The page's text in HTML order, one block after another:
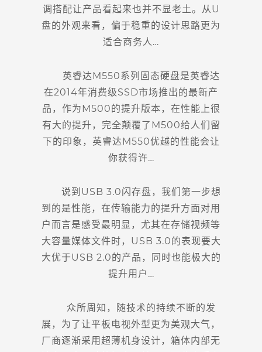
调搭配让产品看起来也并不显老土。从U
盘的外观来看，偏于稳重的设计思路更为
适合商务人…
英睿达M550系列固态硬盘是英睿达
在2014年消费级SSD市场推出的最新产
品，作为M500的提升版本，在性能上很
有大的提升，完全颠覆了M500给人们留
下的印象，英睿达M550优越的性能会让
你获得许…
说到USB 3.0闪存盘，我们第一步想
到的是性能，在传输能力的提升方面对用
户而言是感受最明显，尤其在存储视频等
大容量媒体文件时，USB 3.0的表现要大
大优于USB 2.0的产品，同时也能极大的
提升用户…
众所周知，随技术的持续不断的发
展，为了让平板电视外型更为美观大气，
厂商逐渐采用超薄机身设计，箱体内部无